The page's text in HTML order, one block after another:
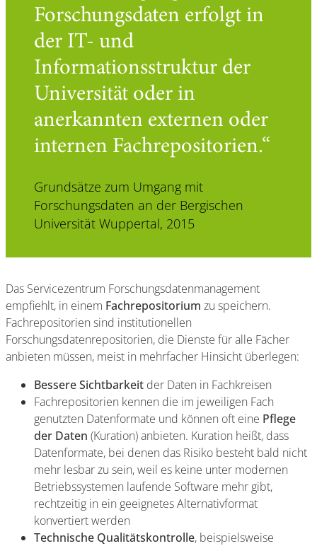
Forschungsdaten erfolgt in
der IT- und
Informationsstruktur der
Universität oder in
anerkannten externen oder
internen Fachrepositorien.
Grundsätze zum Umgang mit
Forschungsdaten an der Bergischen
Universität Wuppertal, 2015
Das Servicezentrum Forschungsdatenmanagement
empfiehlt, in einem Fachrepositorium zu speichern.
Fachrepositorien sind institutionellen
Forschungsdatenrepositorien, die Dienste für alle Fächer
anbieten müssen, meist in mehrfacher Hinsicht überlegen:
Bessere Sichtbarkeit der Daten in Fachkreisen
Fachrepositorien kennen die im jeweiligen Fach
genutzten Datenformate und können oft eine Pflege
der Daten (Kuration) anbieten. Kuration heißt, dass
Datenformate, bei denen das Risiko besteht bald nicht
mehr lesbar zu sein, weil es keine unter modernen
Betriebssystemen laufende Software mehr gibt,
rechtzeitig in ein geeignetes Alternativformat
konvertiert werden
Technische Qualitätskontrolle, beispielsweise